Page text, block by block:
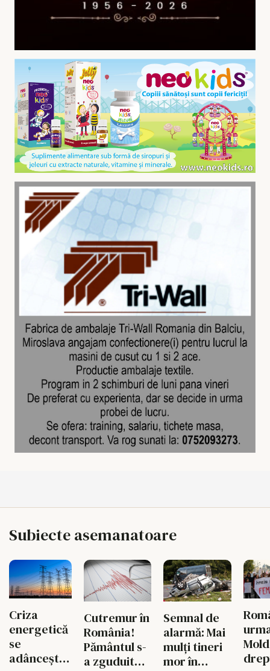
Subiecte asemanatoare
Criza
energetică
se
adâncește.
Cutremur în
România!
Pământul s-
a zguduit
Semnal de
alarmă: Mai
mulți tineri
mor în